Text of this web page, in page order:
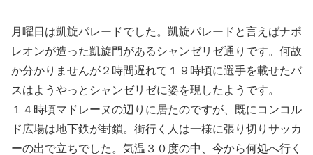
月曜日は凱旋パレードでした。凱旋パレードと言えばナポ
レオンが造った凱旋門があるシャンゼリゼ通りです。何故
か分かりませんが２時間遅れて１９時頃に選手を載せたバ
スはようやっとシャンゼリゼに姿を現したようです。
１４時頃マドレーヌの辺りに居たのですが、既にコンコル
ド広場は地下鉄が封鎖。街行く人は一様に張り切りサッカ
ーの出で立ちでした。気温３０度の中、今から何処へ行く